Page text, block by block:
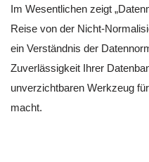
Im Wesentlichen zeigt
Reise von der Nicht-
ein Verständnis der
Zuverlässigkeit Ihrer
unverzichtbaren Werkzeug
macht.